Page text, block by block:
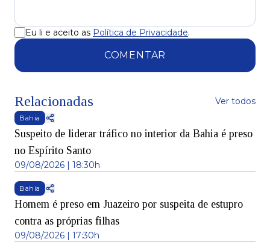
Eu li e aceito as Política de Privacidade.
COMENTAR
Relacionadas Ver todos
Bahia
Suspeito de liderar tráfico no interior da Bahia é preso
no Espírito Santo
09/08/2026 | 18:30h
Bahia
Homem é preso em Juazeiro por suspeita de estupro
contra as próprias filhas
09/08/2026 | 17:30h